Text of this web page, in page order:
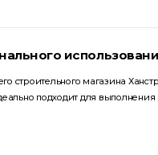
строительного магазина
подходит для